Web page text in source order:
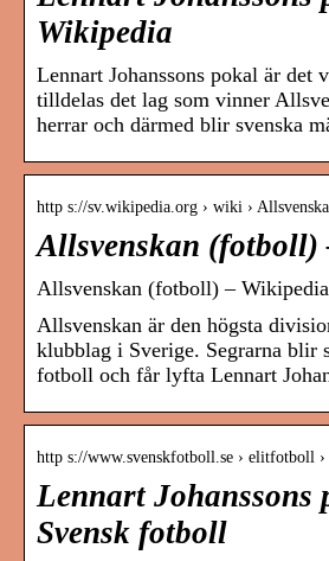
Wikipedia
Lennart Johanssons pokal är det
tilldelas det lag som vinner
herrar och därmed blir svenska
http s://sv.wikipedia.org › wiki ›
Allsvenskan (fotboll)
Allsvenskan (fotboll) – Wikipedia
Allsvenskan är den högsta
klubblag i Sverige. Segrarna blir
fotboll och får lyfta Lennart
http s://www.svenskfotboll.se › elitfotboll
Lennart Johanssons
Svensk fotboll